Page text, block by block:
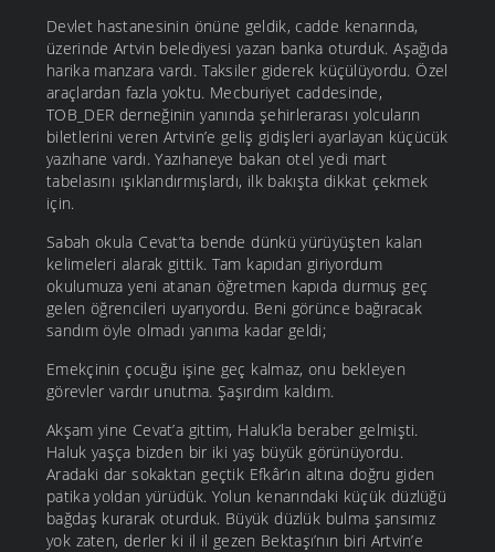
Devlet hastanesinin önüne geldik, cadde kenarında,
üzerinde Artvin belediyesi yazan banka oturduk. Aşağıda
harika manzara vardı. Taksiler giderek küçülüyordu. Özel
araçlardan fazla yoktu. Mecburiyet caddesinde,
TOB_DER derneğinin yanında şehirlerarası yolcuların
biletlerini veren Artvin’e geliş gidişleri ayarlayan küçücük
yazıhane vardı. Yazıhaneye bakan otel yedi mart
tabelasını ışıklandırmışlardı, ilk bakışta dikkat çekmek
için.
Sabah okula Cevat’ta bende dünkü yürüyüşten kalan
kelimeleri alarak gittik. Tam kapıdan giriyordum
okulumuza yeni atanan öğretmen kapıda durmuş geç
gelen öğrencileri uyarıyordu. Beni görünce bağıracak
sandım öyle olmadı yanıma kadar geldi;
Emekçinin çocuğu işine geç kalmaz, onu bekleyen
görevler vardır unutma. Şaşırdım kaldım.
Akşam yine Cevat’a gittim, Haluk’la beraber gelmişti.
Haluk yaşça bizden bir iki yaş büyük görünüyordu.
Aradaki dar sokaktan geçtik Efkâr’ın altına doğru giden
patika yoldan yürüdük. Yolun kenarındaki küçük düzlüğü
bağdaş kurarak oturduk. Büyük düzlük bulma şansımız
yok zaten, derler ki il il gezen Bektaşı’nın biri Artvin’e